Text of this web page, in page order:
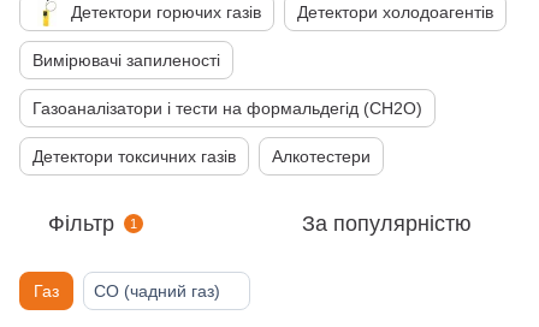
Детектори горючих газів Детектори холодоагентів
Вимірювачі запиленості
Газоаналізатори і тести на формальдегід (CH2O)
Детектори токсичних газів Алкотестери
Фільтр 1 За популярністю
Газ CO (чадний газ)